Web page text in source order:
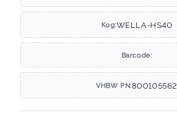
Код:WELLA-HS40
Barcode:
VHBW PN:800105562